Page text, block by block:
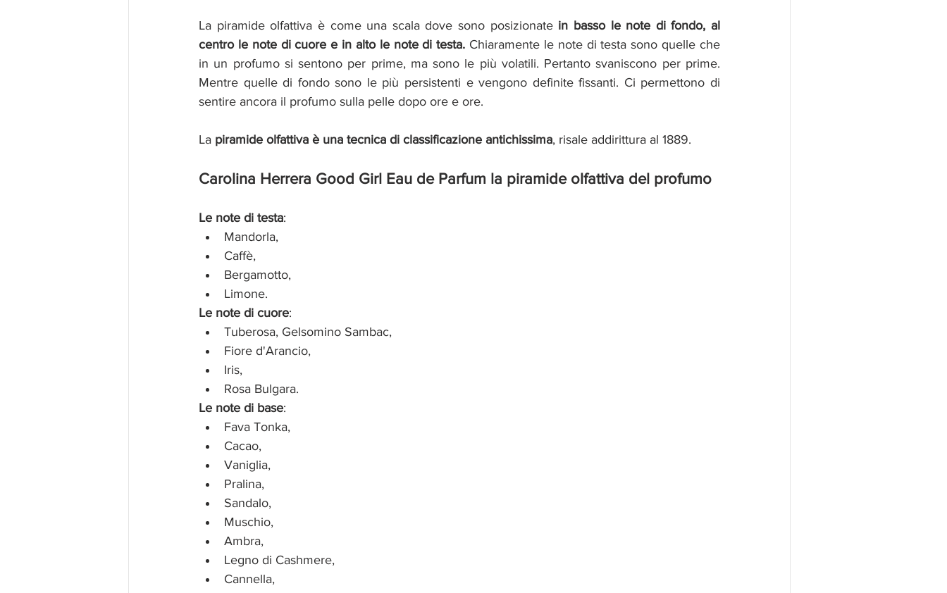
La piramide olfattiva è come una scala dove sono posizionate in basso le note di fondo, al
centro le note di cuore e in alto le note di testa. Chiaramente le note di testa sono quelle che
in un profumo si sentono per prime, ma sono le più volatili. Pertanto svaniscono per prime.
Mentre quelle di fondo sono le più persistenti e vengono definite fissanti. Ci permettono di
sentire ancora il profumo sulla pelle dopo ore e ore.
La piramide olfattiva è una tecnica di classificazione antichissima, risale addirittura al 1889.
Carolina Herrera Good Girl Eau de Parfum la piramide olfattiva del profumo
Le note di testa:
Mandorla,
Caffè,
Bergamotto,
Limone.
Le note di cuore:
Tuberosa, Gelsomino Sambac,
Fiore d'Arancio,
Iris,
Rosa Bulgara.
Le note di base:
Fava Tonka,
Cacao,
Vaniglia,
Pralina,
Sandalo,
Muschio,
Ambra,
Legno di Cashmere,
Cannella,